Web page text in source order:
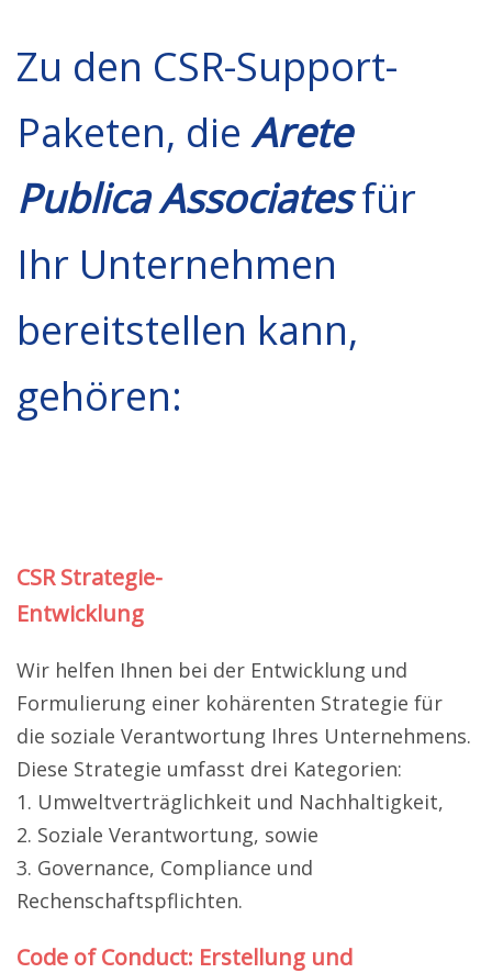
Zu den CSR-Support-
Paketen, dieArete
Publica Associatesfür
Ihr Unternehmen
bereitstellen kann,
gehören:
CSR Strategie-
Entwicklung
Wir helfen Ihnen bei der Entwicklung und
Formulierung einer kohärenten Strategie für
die soziale Verantwortung Ihres Unternehmens.
Diese Strategie umfasst drei Kategorien:
1. Umweltverträglichkeit und Nachhaltigkeit,
2. Soziale Verantwortung, sowie
3. Governance, Compliance und
Rechenschaftspflichten.
Code of Conduct: Erstellung und